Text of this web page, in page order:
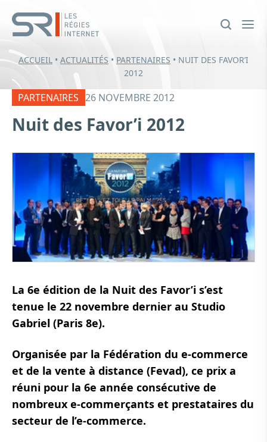
ACCUEIL • ACTUALITÉS • PARTENAIRES • NUIT DES FAVOR’I
2012
PARTENAIRES 26 NOVEMBRE 2012
Nuit des Favor’i 2012
La 6e édition de la Nuit des Favor’i s’est
tenue le 22 novembre dernier au Studio
Gabriel (Paris 8e).
Organisée par la Fédération du e-commerce
et de la vente à distance (Fevad), ce prix a
réuni pour la 6e année consécutive de
nombreux e-commerçants et prestataires du
secteur de l’e-commerce.